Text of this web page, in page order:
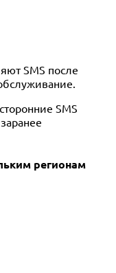
SMS после
SMS
регионам